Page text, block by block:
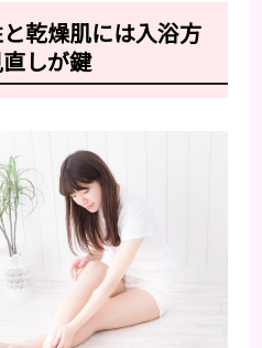
乾燥肌には入浴方
しが鍵